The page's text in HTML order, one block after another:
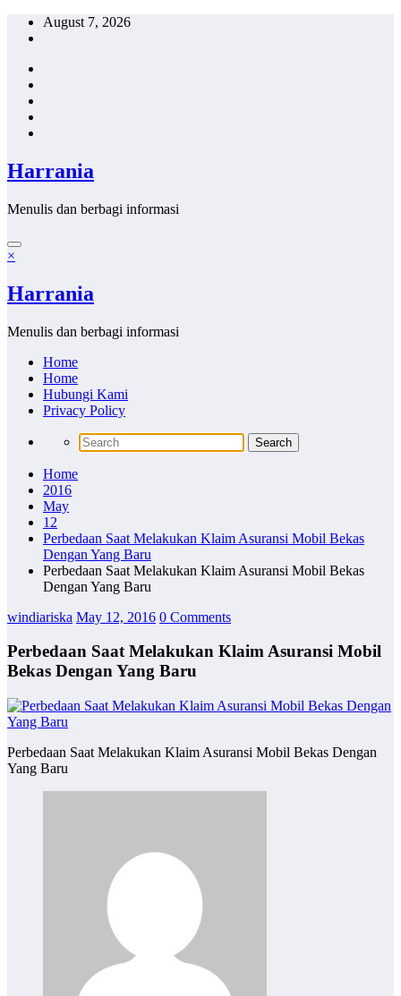
Skip
August 7, 2026
Harrania
Menulis dan berbagi informasi
×
Harrania
Menulis dan berbagi informasi
Home
Home
Hubungi Kami
Privacy Policy
Home
2016
May
12
Perbedaan Saat Melakukan Klaim Asuransi Mobil Bekas
Dengan Yang Baru
Perbedaan Saat Melakukan Klaim Asuransi Mobil Bekas
Dengan Yang Baru
windiariska May 12, 2016 0 Comments
Perbedaan Saat Melakukan Klaim Asuransi Mobil
Bekas Dengan Yang Baru
Perbedaan Saat Melakukan Klaim Asuransi Mobil Bekas Dengan
Yang Baru